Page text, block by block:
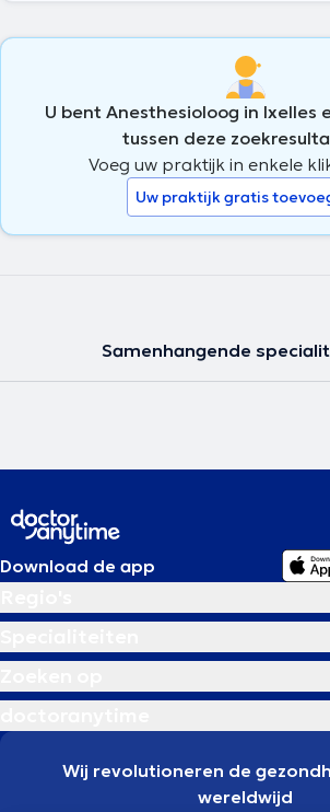
U bent Anesthesioloog in Ixelles
tussen deze
Voeg uw praktijk in enkele
Uw praktijk gratis
Samenhangende
Download de app
Wij revolutioneren de
wereldwijd